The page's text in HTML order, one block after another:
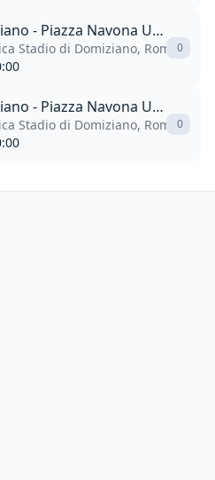
Stadio Di Domiziano - Piazza Navona Underground
Stadio di Domiziano, Roma0
Stadio Di Domiziano - Piazza Navona Underground
Stadio di Domiziano, Roma0